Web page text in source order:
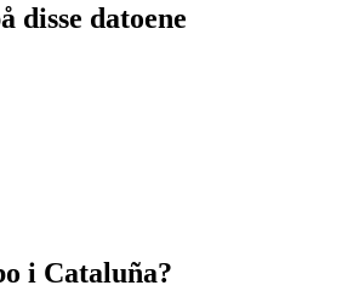
disse datoene
i Cataluña?